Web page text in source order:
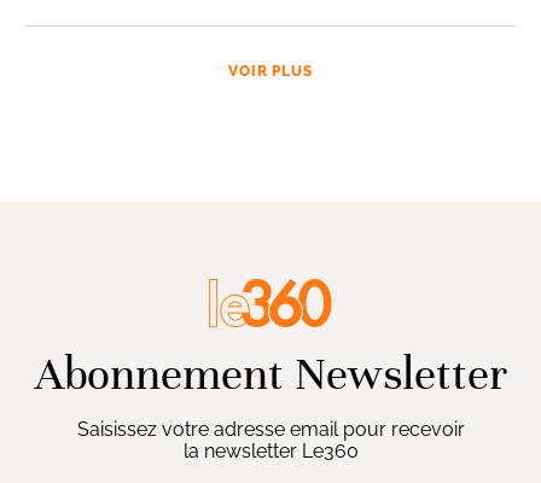
VOIR PLUS
Abonnement Newsletter
Saisissez votre adresse email pour recevoir
la newsletter Le360